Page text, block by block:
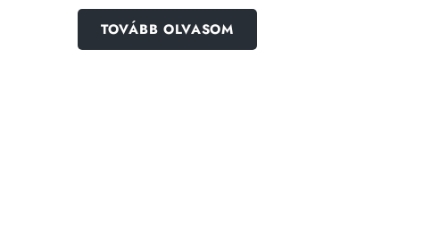
TOVÁBB OLVASOM